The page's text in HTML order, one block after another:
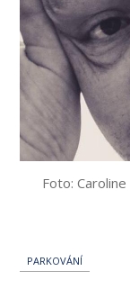
Foto:
PARKOVÁNÍ